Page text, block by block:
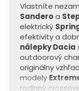
Vlastníte
Sanderoa
elektrický
efektivity a
nálepky Dacia
outdoorový
originálny
modely
rodinný